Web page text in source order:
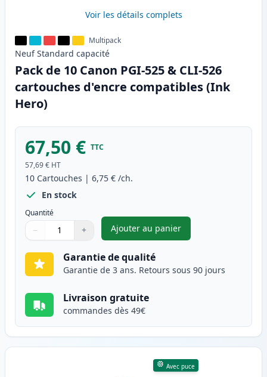
Voir les détails complets
Multipack
Neuf Standard capacité
Pack de 10 Canon PGI-525 & CLI-526
cartouches d'encre compatibles (Ink
Hero)
67,50 € TTC
57,69 € HT
10 Cartouches | 6,75 € /ch.
En stock
Quantité
Quantité
Utilisez les boutons pour ajuster
− +
Quantité
Ajouter au panier
,Pack de 10 Canon PGI-525
Garantie de qualité
Garantie de 3 ans. Retours sous 90 jours
Livraison gratuite
commandes dès 49€
Avec puce